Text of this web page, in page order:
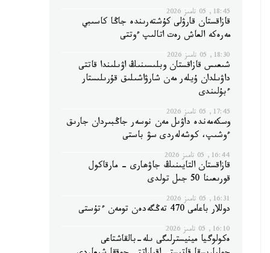
18:45, 05 تامىز 2026
قازاقستان قارۋلى كۇشتەرىندە جاڭا كاسىبي
مەرەكە العاش رەت اتالىپ ءوتتى
18:30, 05 تامىز 2026
شىعىس قازاقستان وبلىسىنىڭ اۋىلىندا قاتتى
داۋىلدان ۇيلەر مەن شارۋاشىلىق قۇرىلىستار
ءبۇلىندى
17:45, 05 تامىز 2026
وسكەمەندە داۋىل مەن نوسەر جاڭبىردان جارىق
ءوشىپ، كوشەلەردى سۋ باستى
16:44, 05 تامىز 2026
قازاقستان التايىنىڭ جاۋھارى - مارقاكول
قورىعىنا 50 جىل تولدى
16:31, 05 تامىز 2026
دوللار باعامى 470 تەڭگەدەن تومەن ءتۇستى
16:10, 05 تامىز 2026
ەكولوگيا مينيسترلىگى ىلە-بالقاشتاعى